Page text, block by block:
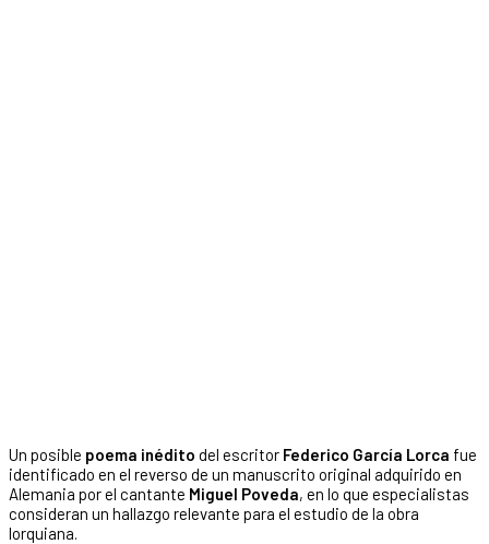
Un posible poema inédito del escritor Federico García Lorca fue
identificado en el reverso de un manuscrito original adquirido en
Alemania por el cantante Miguel Poveda, en lo que especialistas
consideran un hallazgo relevante para el estudio de la obra
lorquiana.